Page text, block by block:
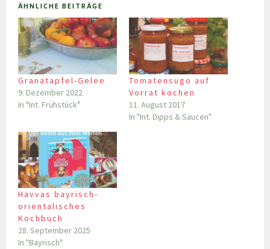
ÄHNLICHE BEITRÄGE
Granatapfel-Gelee
9. Dezember 2022
In "Int. Frühstück"
Tomatensugo auf
Vorrat kochen
11. August 2017
In "Int. Dipps & Saucen"
Havvas bayrisch-
orientalisches
Kochbuch
28. September 2025
In "Bayrisch"